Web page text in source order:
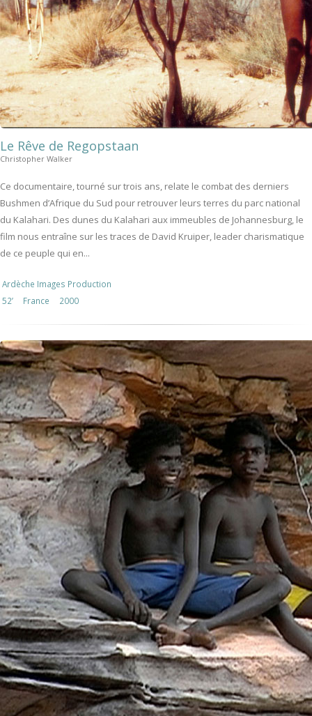
Le Rêve de Regopstaan
Christopher Walker
Ce documentaire, tourné sur trois ans, relate le combat des derniers
Bushmen d’Afrique du Sud pour retrouver leurs terres du parc national
du Kalahari. Des dunes du Kalahari aux immeubles de Johannesburg, le
film nous entraîne sur les traces de David Kruiper, leader charismatique
de ce peuple qui en...
Ardèche Images Production
52’
France 2000